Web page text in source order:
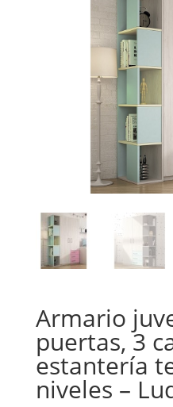
Armario
puertas, 3
estantería
niveles –